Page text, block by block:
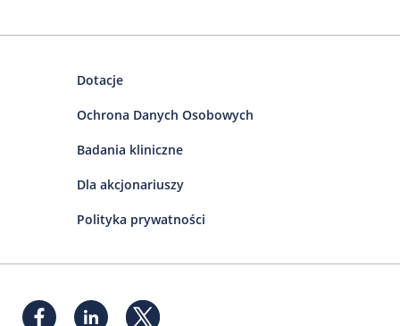
Dotacje
Ochrona Danych Osobowych
Badania kliniczne
Dla akcjonariuszy
Polityka prywatności